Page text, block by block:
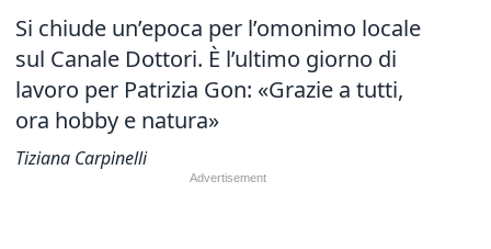
Si chiude un’epoca per l’omonimo locale
sul Canale Dottori. È l’ultimo giorno di
lavoro per Patrizia Gon: «Grazie a tutti,
ora hobby e natura»
Tiziana Carpinelli